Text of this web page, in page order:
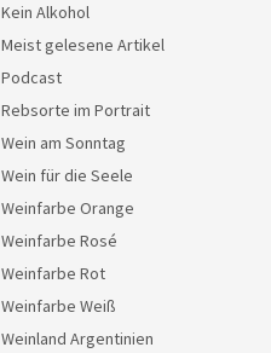
Kein Alkohol
Meist gelesene Artikel
Podcast
Rebsorte im Portrait
Wein am Sonntag
Wein für die Seele
Weinfarbe Orange
Weinfarbe Rosé
Weinfarbe Rot
Weinfarbe Weiß
Weinland Argentinien